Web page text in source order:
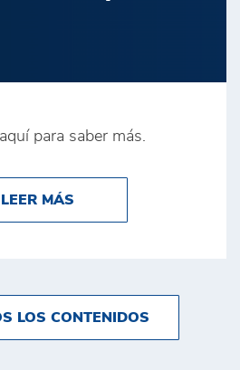
para saber más.
LEER MÁSABOUT BRINK’S
LOS CONTENIDOS